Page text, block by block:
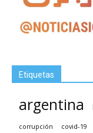
Etiquetas
argentina
corrupción covid-19